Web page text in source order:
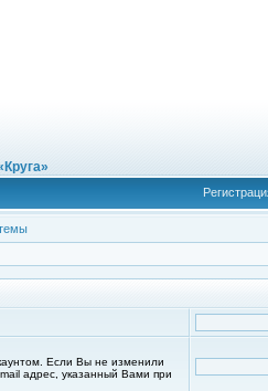
Если Вы не изменили
адрес, указанный Вами при